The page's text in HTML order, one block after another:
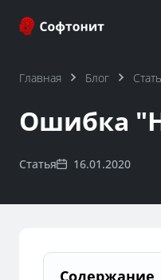
Главная Блог
Ошибка
Статья 16.01.2020
Содержание